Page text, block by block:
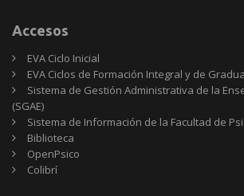
Accesos
EVA Ciclo Inicial
EVA Ciclos de Formación Integral y de
Sistema de Gestión Administrativa de la
(SGAE)
Sistema de Información de la Facultad de
Biblioteca
OpenPsico
Colibrí